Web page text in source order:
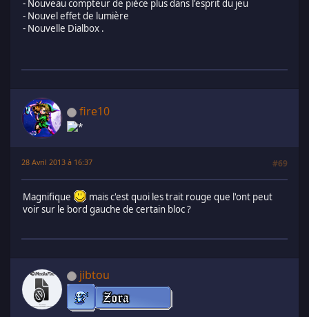
- Nouveau compteur de pièce plus dans l'esprit du jeu
- Nouvel effet de lumière
- Nouvelle Dialbox .
fire10
28 Avril 2013 à 16:37 #69
Magnifique
mais c'est quoi les trait rouge que l'ont peut
voir sur le bord gauche de certain bloc ?
jibtou